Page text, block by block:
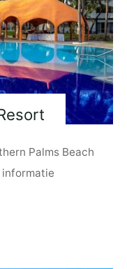
Palms Beach
informatie